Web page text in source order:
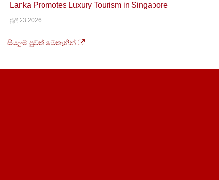
Lanka Promotes Luxury Tourism in Singapore
ජූලි 23 2026
සියලුම පුවත් මෙතැනින්